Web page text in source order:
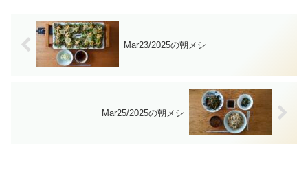
Mar23/2025の朝メシ
Mar25/2025の朝メシ